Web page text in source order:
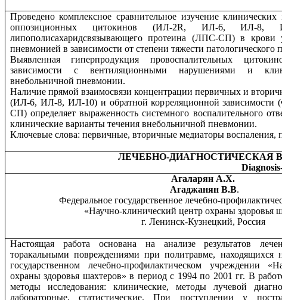
Проведено комплексное сравнительное изучение
оппозиционных цитокинов (ИЛ-2R, ИЛ-6, ИЛ-
липополисахаридсвязывающего протеина (ЛПС-СП) в крови
пневмонией в зависимости от степени тяжести патологического
Выявленная гиперпродукция провоспалительных
зависимости с вентиляционными нарушениями и
внебольничной пневмонии.
Наличие прямой взаимосвязи концентрации первичных и
(ИЛ-6, ИЛ-8, ИЛ-10) и обратной корреляционной
СП) определяет выраженность системного воспалительного
клинические варианты течения внебольничной пневмонии.
Ключевые слова: первичные, вторичные медиаторы воспаления,
ЛЕЧЕБНО-ДИАГНОСТИЧЕСКАЯ
Агаларян А.Х.
Агаджанян В.В.
Федеральное государственное лечебно-
«Научно-клинический центр охраны здоровья
г. Ленинск-Кузнецкий, Россия
Настоящая работа основана на анализе результатов
торакальными повреждениями при политравме, находящихся
государственном лечебно-профилактическом учреждении
охраны здоровья шахтеров» в период с 1994 по 2001 гг. В
методы исследования: клинические, методы лучевой
лабораторные, статистические. При поступлении у